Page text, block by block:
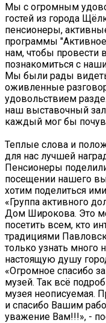
Мы с огромным
гостей из города
пенсионеры,
программы
нам, чтобы провести
познакомиться с
Мы были рады
оживленные
удовольствием
наш выставочный
каждый мог бы
Теплые слова и
для нас лучшей
Пенсионеры
посещении нашего
хотим поделиться
«Группа активного
Дом Широкова. Это
посетить всем, кто
традициями
только узнать много
настоящую душу
«Огромное спасибо
музей. Так всё
музея неописуемая.
и спасибо Вашим
уважение Вам!!!», -